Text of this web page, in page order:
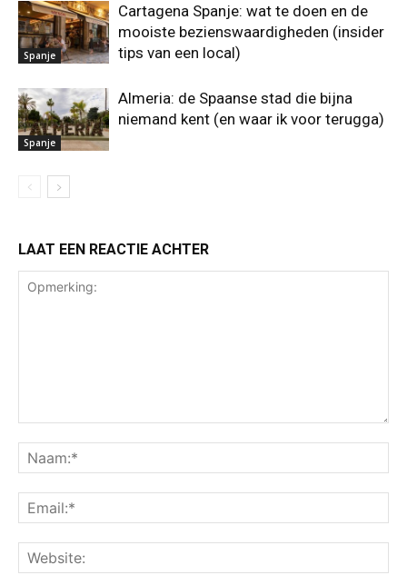
Spanje
Cartagena Spanje: wat te doen en de
mooiste bezienswaardigheden (insider
tips van een local)
Spanje
Almeria: de Spaanse stad die bijna
niemand kent (en waar ik voor terugga)
LAAT EEN REACTIE ACHTER